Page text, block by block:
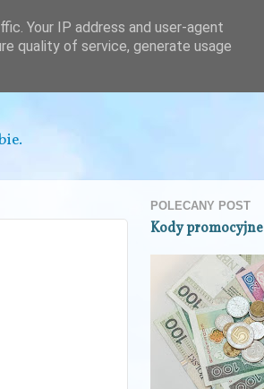
POLECANY POST
Kody promocyjne
Your IP address and user-agent
quality of service, generate usage